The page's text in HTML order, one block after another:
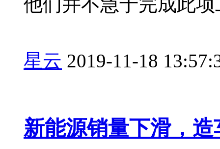
星云 2019-11-18
新能源销量下滑，